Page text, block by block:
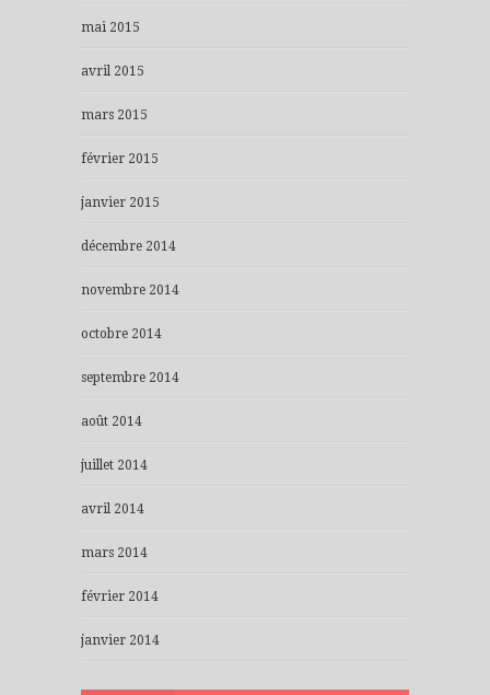
mai 2015
avril 2015
mars 2015
février 2015
janvier 2015
décembre 2014
novembre 2014
octobre 2014
septembre 2014
août 2014
juillet 2014
avril 2014
mars 2014
février 2014
janvier 2014